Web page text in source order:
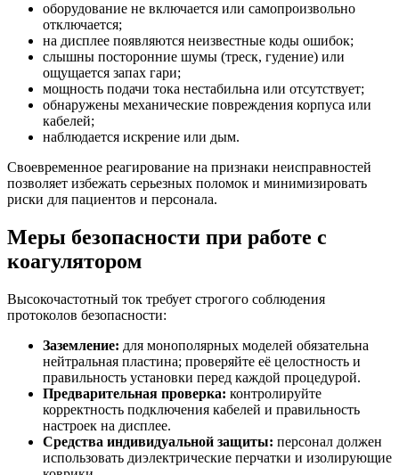
оборудование не включается или самопроизвольно
отключается;
на дисплее появляются неизвестные коды ошибок;
слышны посторонние шумы (треск, гудение) или
ощущается запах гари;
мощность подачи тока нестабильна или отсутствует;
обнаружены механические повреждения корпуса или
кабелей;
наблюдается искрение или дым.
Своевременное реагирование на признаки неисправностей
позволяет избежать серьезных поломок и минимизировать
риски для пациентов и персонала.
Меры безопасности при работе с
коагулятором
Высокочастотный ток требует строгого соблюдения
протоколов безопасности:
Заземление: для монополярных моделей обязательна
нейтральная пластина; проверяйте её целостность и
правильность установки перед каждой процедурой.
Предварительная проверка: контролируйте
корректность подключения кабелей и правильность
настроек на дисплее.
Средства индивидуальной защиты: персонал должен
использовать диэлектрические перчатки и изолирующие